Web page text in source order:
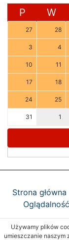
P W
27 28
3 4
10 11
17 18
24 25
31 1
Strona główna
Oglądalność
Używamy plików
umieszczanie naszym